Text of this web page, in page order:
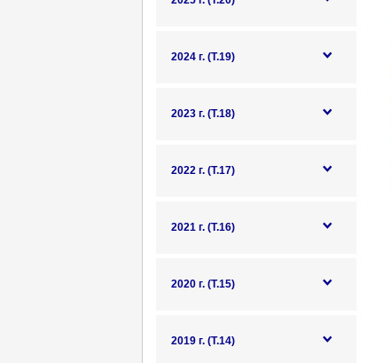
2024 г. (Т.19)
2023 г. (Т.18)
2022 г. (Т.17)
2021 г. (Т.16)
2020 г. (Т.15)
2019 г. (Т.14)